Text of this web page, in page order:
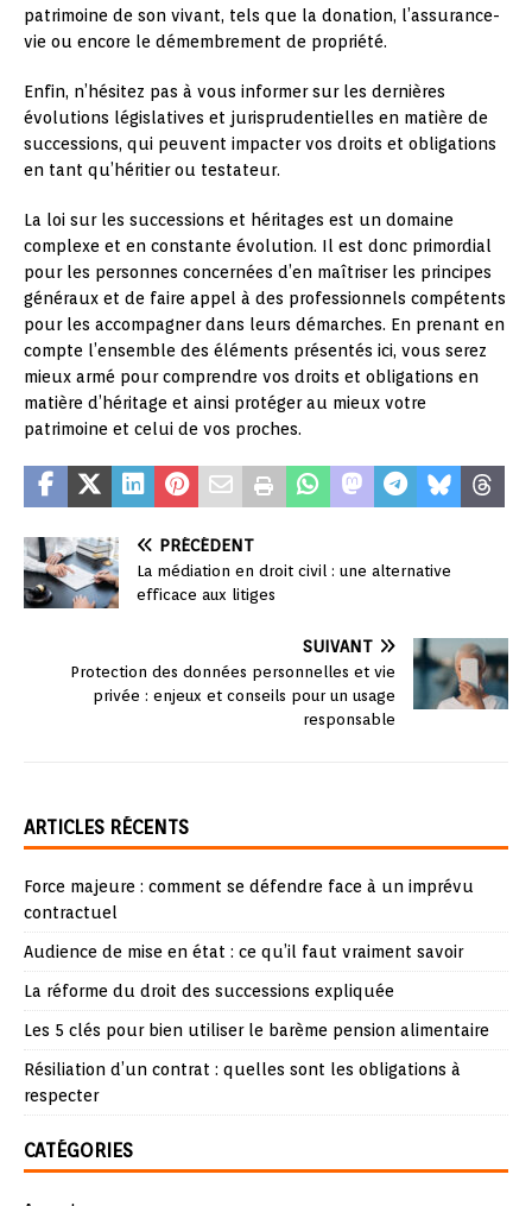
patrimoine de son vivant, tels que la donation, l’assurance-
vie ou encore le démembrement de propriété.
Enfin, n’hésitez pas à vous informer sur les dernières
évolutions législatives et jurisprudentielles en matière de
successions, qui peuvent impacter vos droits et obligations
en tant qu’héritier ou testateur.
La loi sur les successions et héritages est un domaine
complexe et en constante évolution. Il est donc primordial
pour les personnes concernées d’en maîtriser les principes
généraux et de faire appel à des professionnels compétents
pour les accompagner dans leurs démarches. En prenant en
compte l’ensemble des éléments présentés ici, vous serez
mieux armé pour comprendre vos droits et obligations en
matière d’héritage et ainsi protéger au mieux votre
patrimoine et celui de vos proches.
PRÉCÉDENT
La médiation en droit civil : une alternative
efficace aux litiges
SUIVANT
Protection des données personnelles et vie
privée : enjeux et conseils pour un usage
responsable
ARTICLES RÉCENTS
Force majeure : comment se défendre face à un imprévu
contractuel
Audience de mise en état : ce qu’il faut vraiment savoir
La réforme du droit des successions expliquée
Les 5 clés pour bien utiliser le barème pension alimentaire
Résiliation d’un contrat : quelles sont les obligations à
respecter
CATÉGORIES